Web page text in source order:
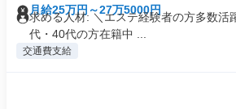
月給25万円～27万5000円
求める人材: ＼エステ経験者の方多数活
代・40代の方在籍中 ...
交通費支給